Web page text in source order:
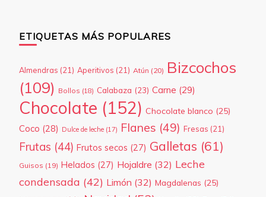
ETIQUETAS MÁS POPULARES
Almendras (21) Aperitivos (21) Atún (20) Bizcochos
(109) Bollos (18) Calabaza (23) Carne (29)
Chocolate (152) Chocolate blanco (25)
Coco (28) Dulce de leche (17) Flanes (49) Fresas (21)
Frutas (44) Frutos secos (27) Galletas (61)
Guisos (19) Helados (27) Hojaldre (32) Leche
condensada (42) Limón (32) Magdalenas (25)